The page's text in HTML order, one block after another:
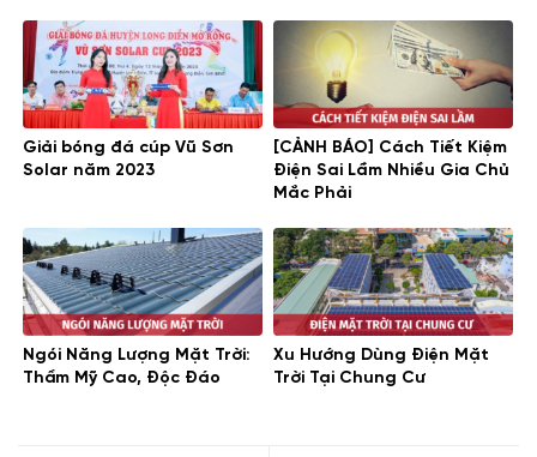
cs3w-445ms điện năng lượng mặt trời
Giải bóng đá cúp Vũ Sơn
Solar năm 2023
[CẢNH BÁO] Cách Tiết Kiệm
Điện Sai Lầm Nhiều Gia Chủ
Mắc Phải
Ngói Năng Lượng Mặt Trời:
Thẩm Mỹ Cao, Độc Đáo
Xu Hướng Dùng Điện Mặt
Trời Tại Chung Cư